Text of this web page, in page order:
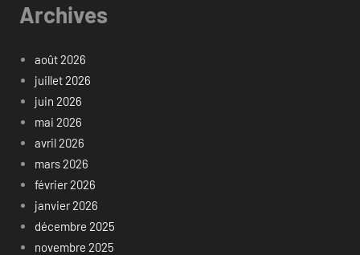
Archives
août 2026
juillet 2026
juin 2026
mai 2026
avril 2026
mars 2026
février 2026
janvier 2026
décembre 2025
novembre 2025